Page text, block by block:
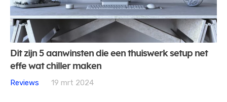
Dit zijn 5 aanwinsten die een thuiswerk setup net
effe wat chiller maken
Reviews
19 mrt 2024